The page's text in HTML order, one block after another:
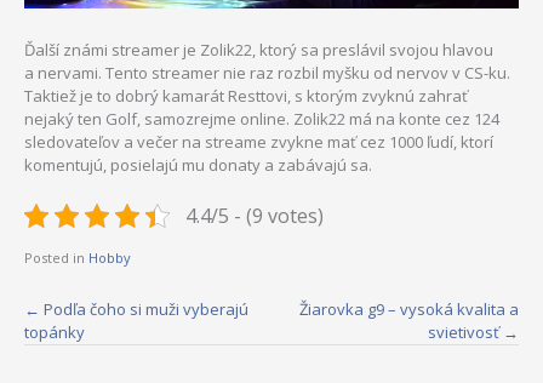
Ďalší známi streamer je Zolik22, ktorý sa preslávil svojou hlavou
a nervami. Tento streamer nie raz rozbil myšku od nervov v CS-ku.
Taktiež je to dobrý kamarát Resttovi, s ktorým zvyknú zahrať
nejaký ten Golf, samozrejme online. Zolik22 má na konte cez 124
sledovateľov a večer na streame zvykne mať cez 1000 ľudí, ktorí
komentujú, posielajú mu donaty a zabávajú sa.
4.4/5 - (9 votes)
Posted in Hobby
Post
navigation
← Podľa čoho si muži vyberajú
topánky
Žiarovka g9 – vysoká kvalita a
svietivosť →